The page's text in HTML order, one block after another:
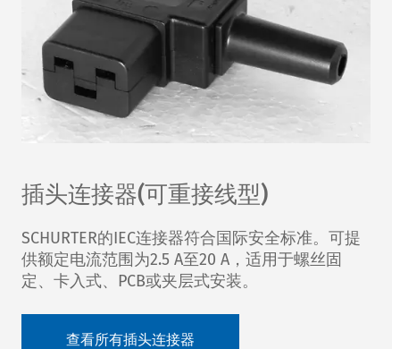
插头连接器(可重接线型)
SCHURTER的IEC连接器符合国际安全标准。可提
供额定电流范围为2.5 A至20 A ，适用于螺丝固
定、卡入式、PCB或夹层式安装。
查看所有插头连接器